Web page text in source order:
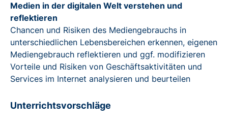
Medien in der digitalen Welt verstehen und
reflektieren
Chancen und Risiken des Mediengebrauchs in
unterschiedlichen Lebensbereichen erkennen, eigenen
Mediengebrauch reflektieren und ggf. modifizieren
Vorteile und Risiken von Geschäftsaktivitäten und
Services im Internet analysieren und beurteilen
Unterrichtsvorschläge